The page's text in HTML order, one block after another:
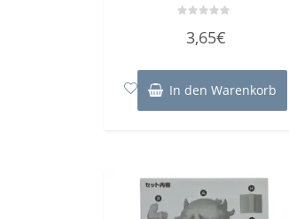
mit
5
3,65€
In den Warenkorb